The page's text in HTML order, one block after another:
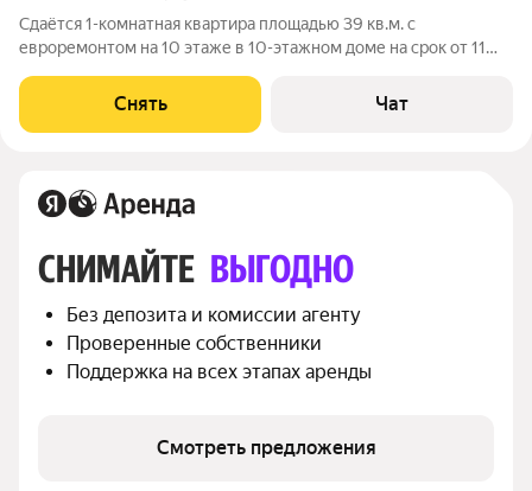
Сдаётся 1-комнатная квартира площадью 39 кв.м. с
евроремонтом на 10 этаже в 10-этажном доме на срок от 11
Холодильник Кондиционер Бойлер Микроволновка Дом -
кирпичный, окна выходят во двор.
Снять Чат
СНИМАЙТЕ ВЫГОДНО
Без депозита и комиссии агенту
Проверенные собственники
Поддержка на всех этапах аренды
Смотреть предложения